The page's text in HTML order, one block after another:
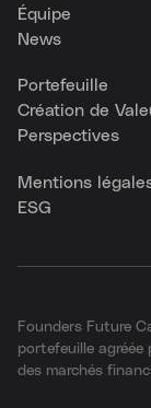
Équipe
News
Portefeuille
Création de
Perspectives
Mentions
ESG
Founders Future
portefeuille agréée
des marchés